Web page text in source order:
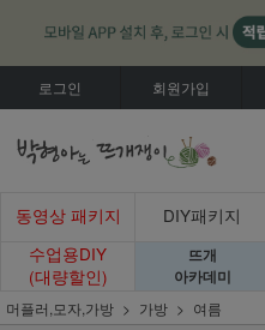
로그인 회원가입
동영상 패키지 DIY패키지
수업용DIY
(대량할인)
뜨개
아카데미
머플러,모자,가방 가방 여름